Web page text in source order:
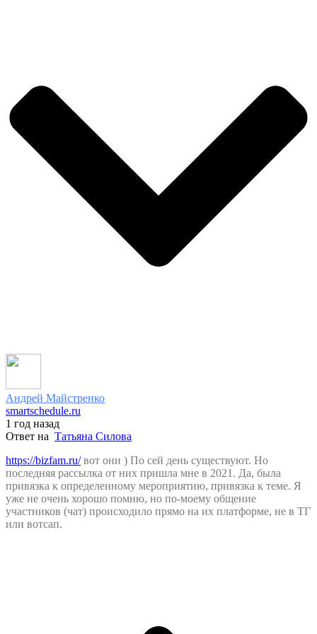
Андрей Майстренко
smartschedule.ru
1 год назад
Ответ на Татьяна Силова
https://bizfam.ru/вот они ) По сей день существуют. Но
последняя рассылка от них пришла мне в 2021. Да, была
привязка к определенному мероприятию, привязка к теме. Я
уже не очень хорошо помню, но по-моему общение
участников (чат) происходило прямо на их платформе, не в ТГ
или вотсап.